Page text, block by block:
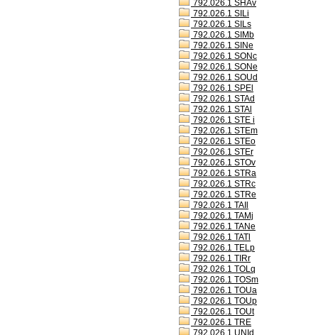
792.026.1 SHAv
792.026.1 SILi
792.026.1 SILs
792.026.1 SIMb
792.026.1 SINe
792.026.1 SONc
792.026.1 SONe
792.026.1 SOUd
792.026.1 SPEl
792.026.1 STAd
792.026.1 STAl
792.026.1 STE i
792.026.1 STEm
792.026.1 STEo
792.026.1 STEr
792.026.1 STOv
792.026.1 STRa
792.026.1 STRc
792.026.1 STRe
792.026.1 TAIl
792.026.1 TAMj
792.026.1 TANe
792.026.1 TATl
792.026.1 TELp
792.026.1 TIRr
792.026.1 TOLq
792.026.1 TOSm
792.026.1 TOUa
792.026.1 TOUp
792.026.1 TOUt
792.026.1 TRE
792.026.1 UNId